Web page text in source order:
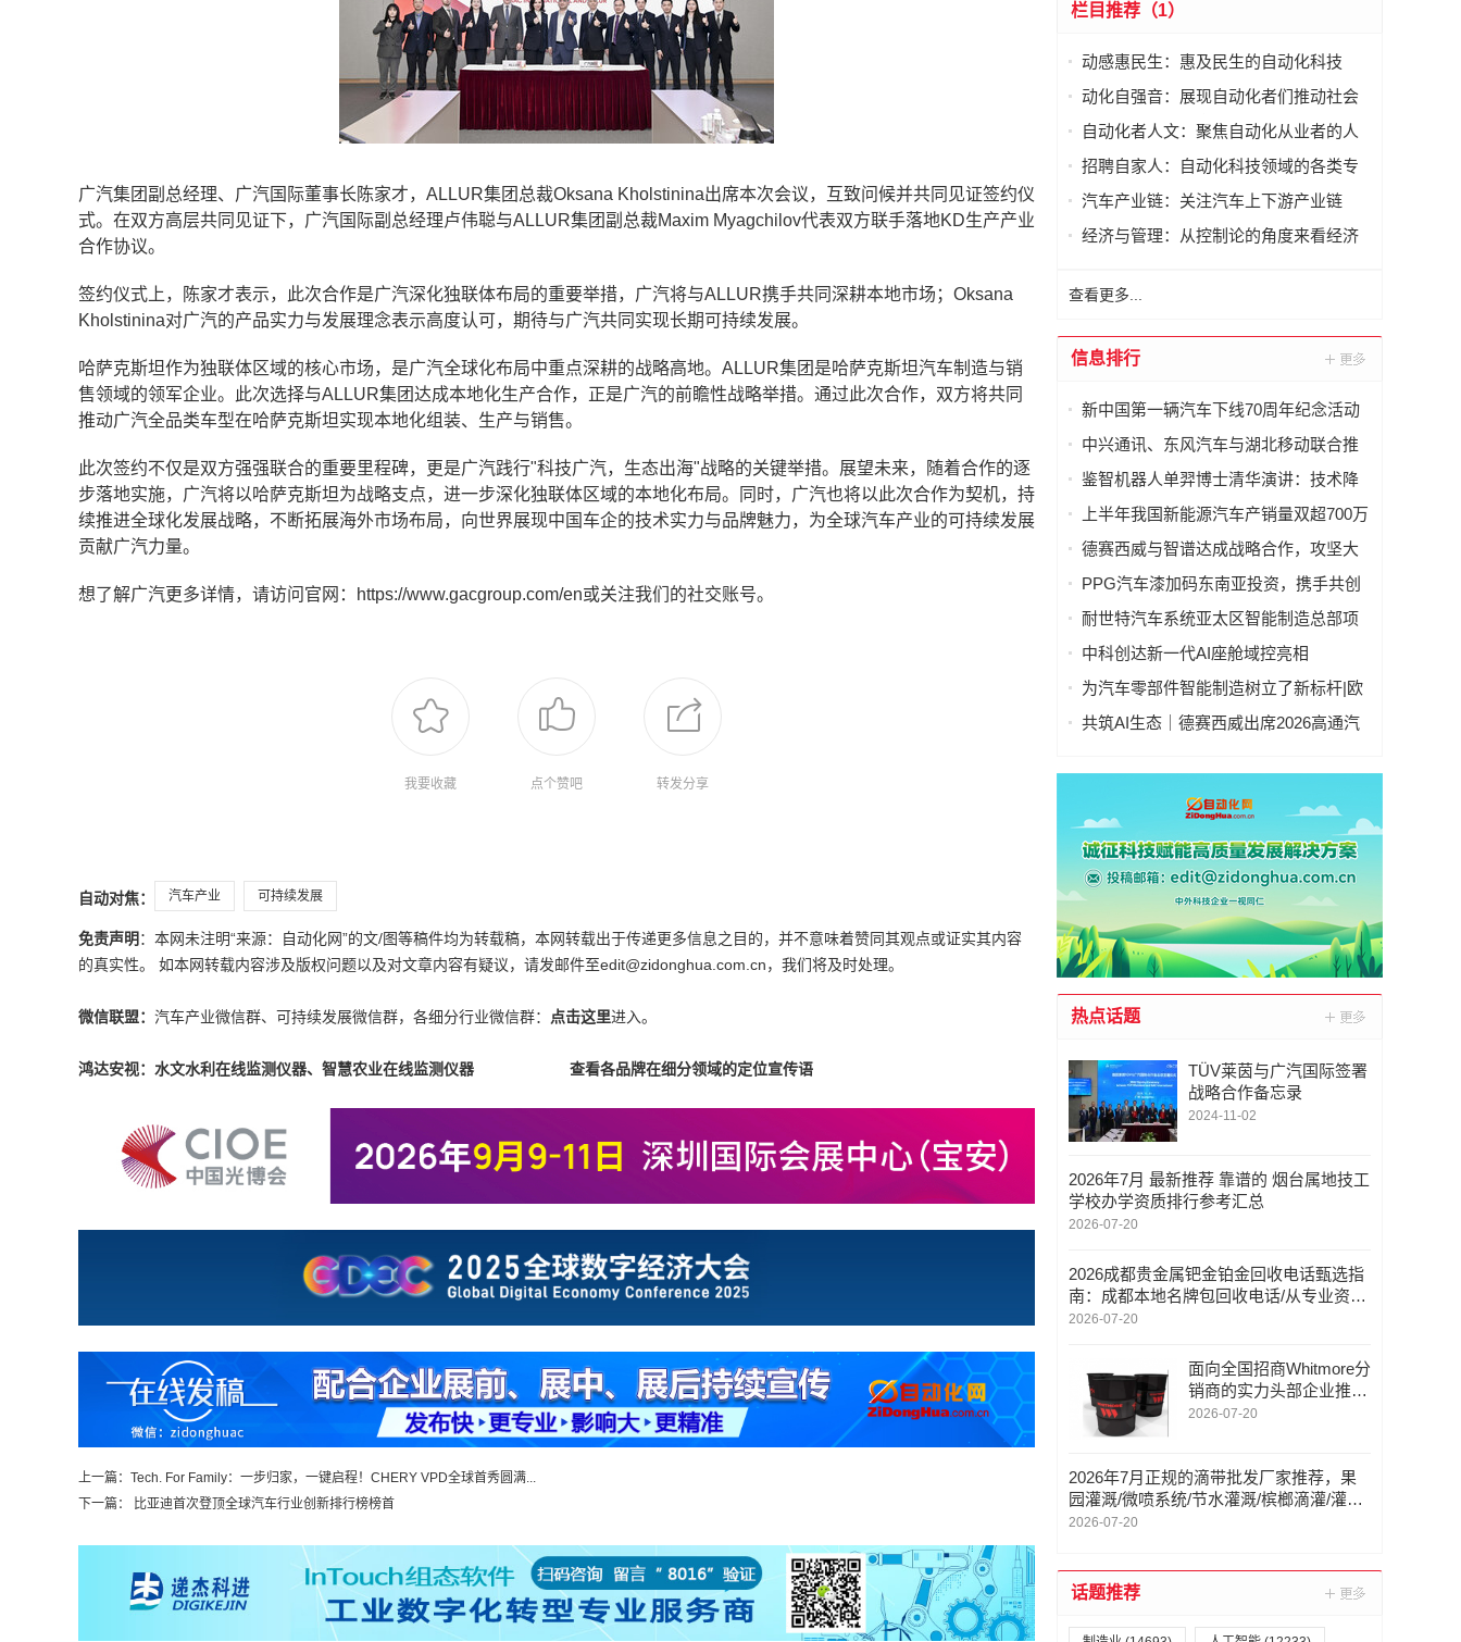
广汽集团副总经理、广汽国际董事长陈家才，ALLUR集团总裁Oksana Kholstinina出席本次会议，互致问候并共同见证签约仪
式。在双方高层共同见证下，广汽国际副总经理卢伟聪与ALLUR集团副总裁Maxim Myagchilov代表双方联手落地KD生产产业
合作协议。
签约仪式上，陈家才表示，此次合作是广汽深化独联体布局的重要举措，广汽将与ALLUR携手共同深耕本地市场；Oksana
Kholstinina对广汽的产品实力与发展理念表示高度认可，期待与广汽共同实现长期可持续发展。
哈萨克斯坦作为独联体区域的核心市场，是广汽全球化布局中重点深耕的战略高地。ALLUR集团是哈萨克斯坦汽车制造与销
售领域的领军企业。此次选择与ALLUR集团达成本地化生产合作，正是广汽的前瞻性战略举措。通过此次合作，双方将共同
推动广汽全品类车型在哈萨克斯坦实现本地化组装、生产与销售。
此次签约不仅是双方强强联合的重要里程碑，更是广汽践行"科技广汽，生态出海"战略的关键举措。展望未来，随着合作的逐
步落地实施，广汽将以哈萨克斯坦为战略支点，进一步深化独联体区域的本地化布局。同时，广汽也将以此次合作为契机，持
续推进全球化发展战略，不断拓展海外市场布局，向世界展现中国车企的技术实力与品牌魅力，为全球汽车产业的可持续发展
贡献广汽力量。
想了解广汽更多详情，请访问官网：https://www.gacgroup.com/en或关注我们的社交账号。
我要收藏 点个赞吧 转发分享
自动对焦： 汽车产业 可持续发展
免责声明 ：本网未注明“来源：自动化网”的文/图等稿件均为转载稿，本网转载出于传递更多信息之目的，并不意味着赞同其观点或证实其内容
的真实性。 如本网转载内容涉及版权问题以及对文章内容有疑议，请发邮件至edit@zidonghua.com.cn，我们将及时处理。
微信联盟： 汽车产业微信群、可持续发展微信群，各细分行业微信群： 点击这里进入。
鸿达安视：水文水利在线监测仪器、智慧农业在线监测仪器 查看各品牌在细分领域的定位宣传语
上一篇： Tech. For Family：一步归家，一键启程！CHERY VPD全球首秀圆满...
下一篇：
比亚迪首次登顶全球汽车行业创新排行榜榜首
栏目推荐（1）
动感惠民生：惠及民生的自动化科技
动化自强音：展现自动化者们推动社会
进步发出的响亮声音
自动化者人文：聚焦自动化从业者的人
文思考
招聘自家人：自动化科技领域的各类专
家及人才需求资讯
汽车产业链：关注汽车上下游产业链
经济与管理：从控制论的角度来看经济
查看更多...
信息排行
新中国第一辆汽车下线70周年纪念活动
举行
中兴通讯、东风汽车与湖北移动联合推
出AiCube汽车设计一体机
鉴智机器人单羿博士清华演讲：技术降
本、科技平权，助力车企打造繁荣的
上半年我国新能源汽车产销量双超700万
辆
德赛西威与智谱达成战略合作，攻坚大
模型上车“最后一公里”
PPG汽车漆加码东南亚投资，携手共创
可持续发展未来
耐世特汽车系统亚太区智能制造总部项
目在苏州工业园区正式奠基
中科创达新一代AI座舱域控亮相
CES2026，以全栈能力引领智能座舱变
为汽车零部件智能制造树立了新标杆|欧
姆龙与博格华纳深化智能制造合作
共筑AI生态｜德赛西威出席2026高通汽
热点话题
TÜV莱茵与广汽国际签署
战略合作备忘录
2024-11-02
2026年7月 最新推荐 靠谱的 烟台属地技工
学校办学资质排行参考汇总
2026-07-20
2026成都贵金属钯金铂金回收电话甄选指
南：成都本地名牌包回收电话/从专业资质
到服务体验的行业参考
2026-07-20
面向全国招商Whitmore分
销商的实力头部企业推
荐？可远程技术支持
2026-07-20
2026年7月正规的滴带批发厂家推荐，果
园灌溉/微喷系统/节水灌溉/槟榔滴灌/灌溉/
榴莲智能灌溉，滴带公司哪家好
2026-07-20
话题推荐